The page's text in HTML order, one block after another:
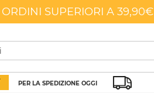
ORDINI SUPERIORI A 39,90€
PER LA SPEDIZIONE OGGI